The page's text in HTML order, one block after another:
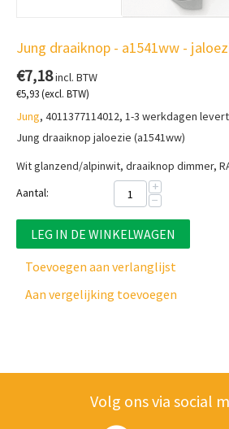
Jung draaiknop - a1541ww -
€7,18incl. BTW
€5,93(excl. BTW)
Jung, 4011377114012, 1-3 werkdagen
Jung draaiknop jaloezie (a1541ww)
Wit glanzend/alpinwit, draaiknop dimmer,
Aantal:
+
−
LEG IN DE WINKELWAGEN
Toevoegen aan verlanglijst
Aan vergelijking toevoegen
Volg ons via social